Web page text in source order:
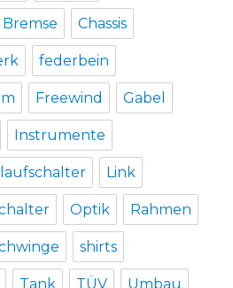
Bremse Chassis
federbein
Freewind Gabel
Instrumente
Link
Optik Rahmen
shirts
Tank TÜV Umbau